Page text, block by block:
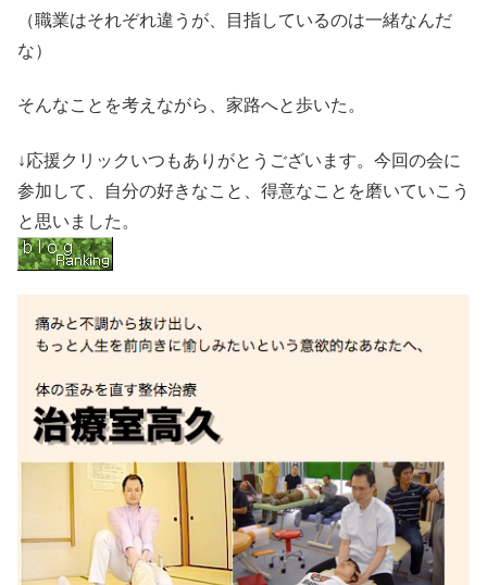
（職業はそれぞれ違うが、目指しているのは一緒なんだ
な）
そんなことを考えながら、家路へと歩いた。
↓応援クリックいつもありがとうございます。今回の会に
参加して、自分の好きなこと、得意なことを磨いていこう
と思いました。